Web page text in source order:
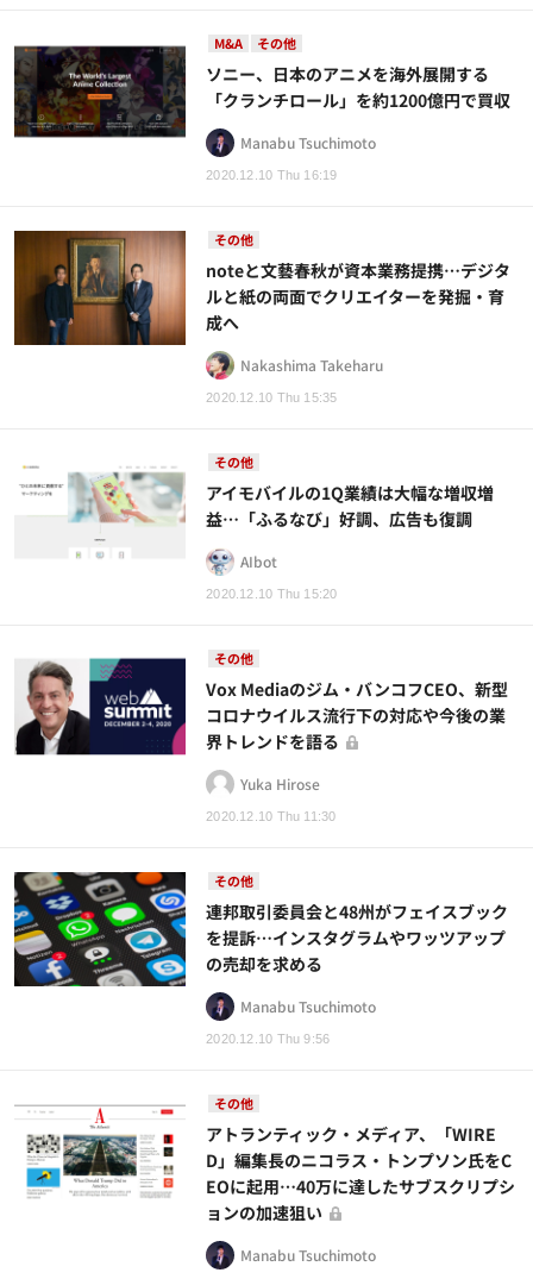
M&A その他
2020.12.10 Thu 16:19
ソニー、日本のアニメを海外展開する
「クランチロール」を約1200億円で買収
Manabu Tsuchimoto
その他
2020.12.10 Thu 15:35
noteと文藝春秋が資本業務提携…デジタ
ルと紙の両面でクリエイターを発掘・育
成へ
Nakashima Takeharu
その他
2020.12.10 Thu 15:20
アイモバイルの1Q業績は大幅な増収増
益…「ふるなび」好調、広告も復調
AIbot
その他
2020.12.10 Thu 11:30
Vox Mediaのジム・バンコフCEO、新型
コロナウイルス流行下の対応や今後の業
界トレンドを語る
Yuka Hirose
その他
2020.12.10 Thu 9:56
連邦取引委員会と48州がフェイスブック
を提訴…インスタグラムやワッツアップ
の売却を求める
Manabu Tsuchimoto
その他
アトランティック・メディア、「WIRE
D」編集長のニコラス・トンプソン氏をC
EOに起用…40万に達したサブスクリプシ
ョンの加速狙い
Manabu Tsuchimoto